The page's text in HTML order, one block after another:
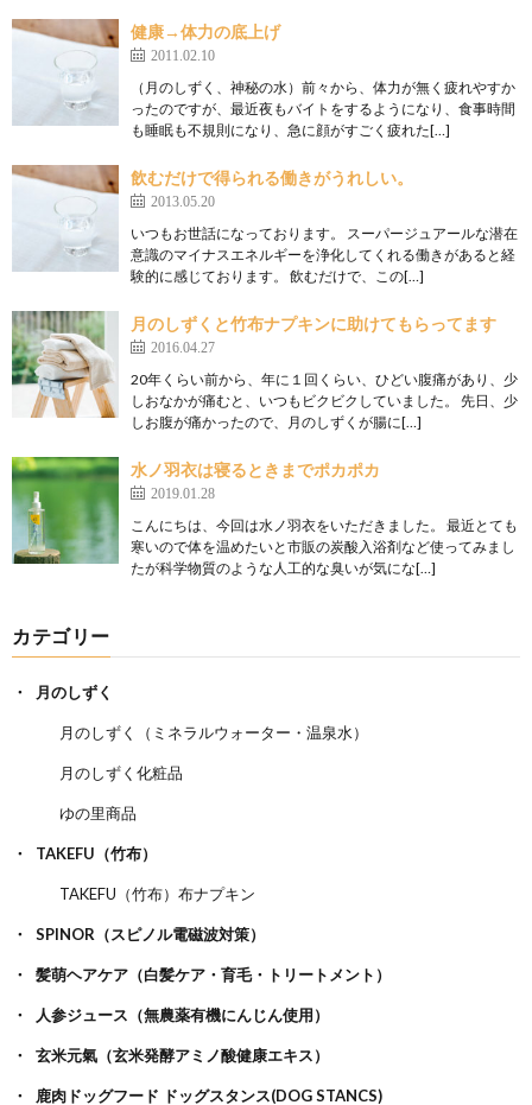
健康→体力の底上げ
2011.02.10
（月のしずく、神秘の水）前々から、体力が無く疲れやすか
ったのですが、最近夜もバイトをするようになり、食事時間
も睡眠も不規則になり、急に顔がすごく疲れた[…]
飲むだけで得られる働きがうれしい。
2013.05.20
いつもお世話になっております。 スーパージュアールな潜在
意識のマイナスエネルギーを浄化してくれる働きがあると経
験的に感じております。 飲むだけで、この[…]
月のしずくと竹布ナプキンに助けてもらってます
2016.04.27
20年くらい前から、年に１回くらい、ひどい腹痛があり、少
しおなかが痛むと、いつもビクビクしていました。 先日、少
しお腹が痛かったので、月のしずくが腸に[…]
水ノ羽衣は寝るときまでポカポカ
2019.01.28
こんにちは、今回は水ノ羽衣をいただきました。 最近とても
寒いので体を温めたいと市販の炭酸入浴剤など使ってみまし
たが科学物質のような人工的な臭いが気にな[…]
カテゴリー
月のしずく
月のしずく（ミネラルウォーター・温泉水）
月のしずく化粧品
ゆの里商品
TAKEFU（竹布）
TAKEFU（竹布）布ナプキン
SPINOR（スピノル電磁波対策）
髪萌ヘアケア（白髪ケア・育毛・トリートメント）
人参ジュース（無農薬有機にんじん使用）
玄米元氣（玄米発酵アミノ酸健康エキス）
鹿肉ドッグフード ドッグスタンス(DOG STANCS)